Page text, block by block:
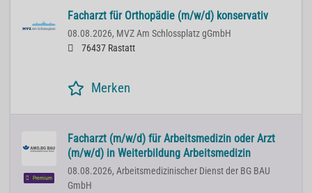
Facharzt für Orthopädie (m/w/d) konservativ
08.08.2026, MVZ Am Schlossplatz gGmbH
76437 Rastatt
Merken
Premium
Facharzt (m/w/d) für Arbeitsmedizin oder Arzt
(m/w/d) in Weiterbildung Arbeitsmedizin
08.08.2026, Arbeitsmedizinischer Dienst der BG BAU
GmbH